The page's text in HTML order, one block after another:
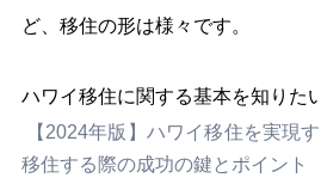
ど、移住の形は様々です。
ハワイ移住に関する基本を知りた
【2024年版】ハワイ移住を実現
移住する際の成功の鍵とポイント